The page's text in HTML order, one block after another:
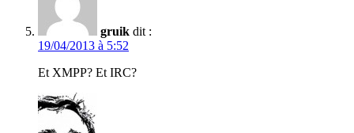
gruik dit :
19/04/2013 à 5:52
Et XMPP? Et IRC?